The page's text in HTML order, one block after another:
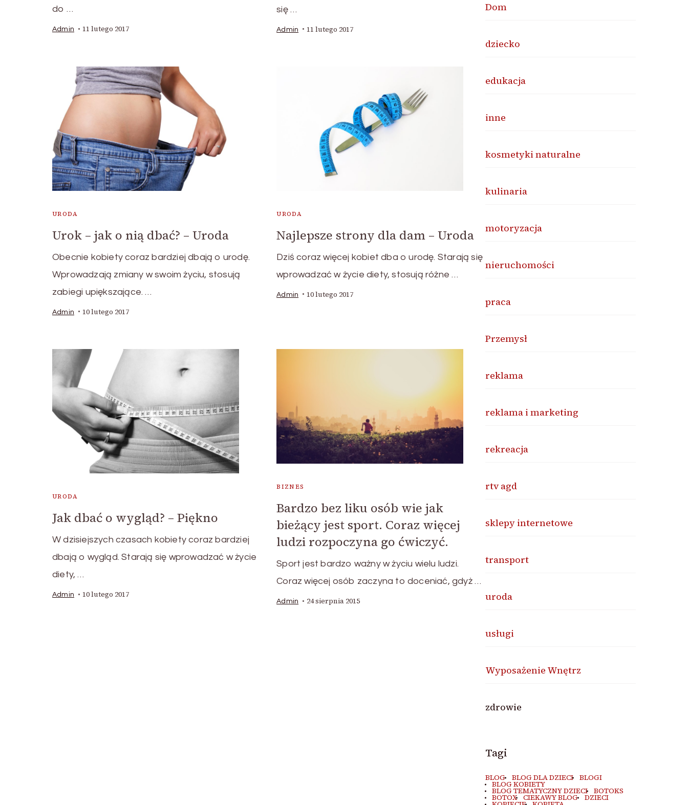
do …
Admin 11 lutego 2017
się …
Admin 11 lutego 2017
URODA
Urok – jak o nią dbać? – Uroda
Obecnie kobiety coraz bardziej dbają o urodę.
Wprowadzają zmiany w swoim życiu, stosują
zabiegi upiększające. …
Admin 10 lutego 2017
URODA
Najlepsze strony dla dam – Uroda
Dziś coraz więcej kobiet dba o urodę. Starają się
wprowadzać w życie diety, stosują różne …
Admin 10 lutego 2017
URODA
Jak dbać o wygląd? – Piękno
W dzisiejszych czasach kobiety coraz bardziej
dbają o wygląd. Starają się wprowadzać w życie
diety, …
Admin 10 lutego 2017
BIZNES
Bardzo bez liku osób wie jak
bieżący jest sport. Coraz więcej
ludzi rozpoczyna go ćwiczyć.
Sport jest bardzo ważny w życiu wielu ludzi.
Coraz więcej osób zaczyna to doceniać, gdyż …
Admin 24 sierpnia 2015
Dom
dziecko
edukacja
inne
kosmetyki naturalne
kulinaria
motoryzacja
nieruchomości
praca
Przemysł
reklama
reklama i marketing
rekreacja
rtv agd
sklepy internetowe
transport
uroda
usługi
Wyposażenie Wnętrz
zdrowie
Tagi
BLOG BLOG DLA DZIECI BLOGI
BLOG KOBIETY
BLOG TEMATYCZNY DZIECI BOTOKS
BOTOX CIEKAWY BLOG DZIECI